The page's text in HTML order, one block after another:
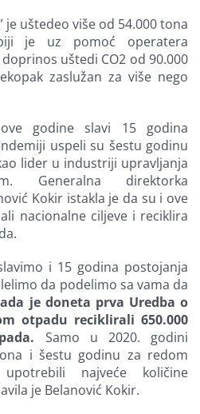
je uštedeo više od 54.000 tona
je uz pomoć operatera
uštedi CO2 od 90.000
zaslužan za više nego
ove godine slavi 15 godina
uspeli su šestu godinu
lider u industriji upravljanja
Generalna direktorka
Kokir istakla je da su i ove
nacionalne ciljeve i reciklira
i 15 godina postojanja
da podelimo sa vama da
je doneta prva Uredba o
otpadu reciklirali 650.000
Samo u 2020. godini
i šestu godinu za redom
najveće količine
je Belanović Kokir.